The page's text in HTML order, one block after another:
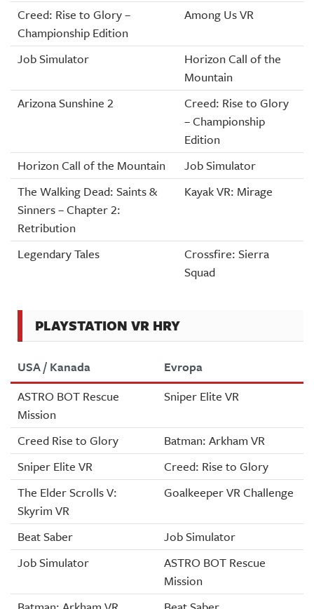
Creed: Rise to Glory –
Championship Edition
Among Us VR
Job Simulator
Horizon Call of the
Mountain
Arizona Sunshine 2
Creed: Rise to Glory
– Championship
Edition
Horizon Call of the Mountain
Job Simulator
The Walking Dead: Saints &
Sinners – Chapter 2:
Retribution
Kayak VR: Mirage
Legendary Tales
Crossfire: Sierra
Squad
PLAYSTATION VR HRY
USA / Kanada
Evropa
ASTRO BOT Rescue
Mission
Sniper Elite VR
Creed Rise to Glory
Batman: Arkham VR
Sniper Elite VR
Creed: Rise to Glory
The Elder Scrolls V:
Skyrim VR
Goalkeeper VR Challenge
Beat Saber
Job Simulator
Job Simulator
ASTRO BOT Rescue
Mission